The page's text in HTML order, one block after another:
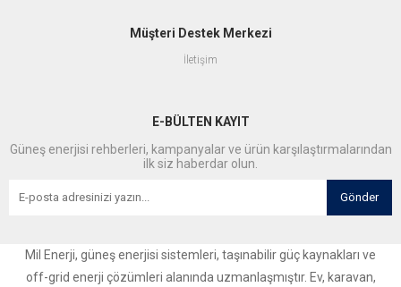
Müşteri Destek Merkezi
İletişim
E-BÜLTEN KAYIT
Güneş enerjisi rehberleri, kampanyalar ve ürün karşılaştırmalarından
ilk siz haberdar olun.
Gönder
Mil Enerji, güneş enerjisi sistemleri, taşınabilir güç kaynakları ve
off-grid enerji çözümleri alanında uzmanlaşmıştır. Ev, karavan,